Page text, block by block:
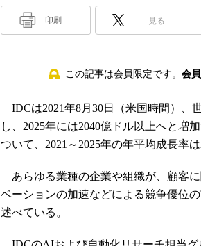
印刷 見る
この記事は会員限定です。 会
IDCは2021年8月30日（米国時間）、
し、2025年には2040億ドル以上へと増
ついて、2021～2025年の年平均成長率
あらゆる業種の企業や組織が、顧客
ベーションの加速などによる競争優位
述べている。